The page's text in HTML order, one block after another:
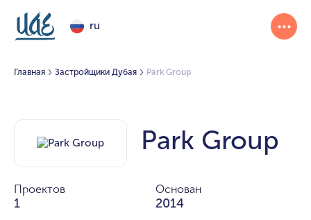
ru
Главная Застройщики Дубая Park Group
Park Group
Проектов
1
Основан
2014